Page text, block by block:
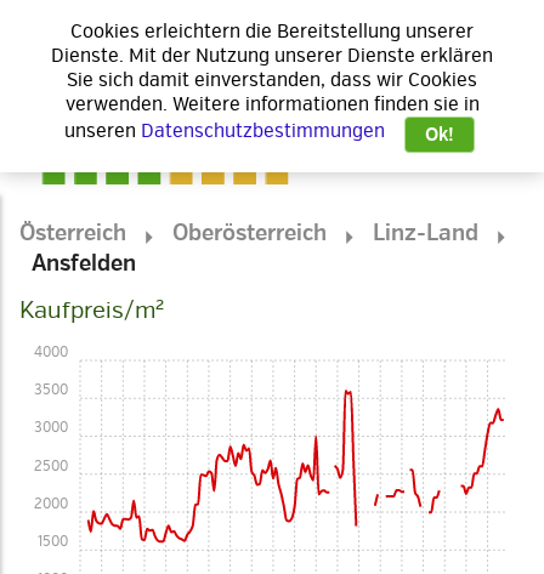
Österreich Oberösterreich
Linz-Land
Ansfelden
Kaufpreis/m²
1500
2000
2500
3000
3500
4000
Cookies erleichtern die Bereitstellung unserer
Dienste. Mit der Nutzung unserer Dienste erklären
Sie sich damit einverstanden, dass wir Cookies
verwenden. Weitere informationen finden sie in
unseren Datenschutzbestimmungen Ok!